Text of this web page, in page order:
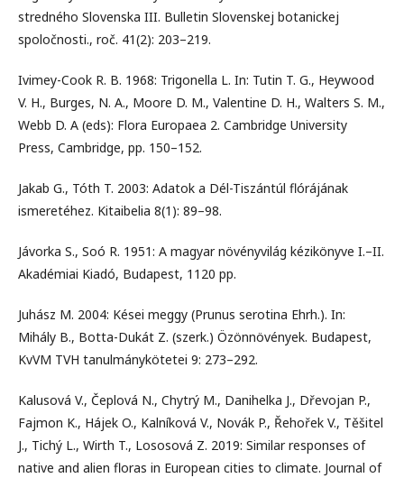
stredného Slovenska III. Bulletin Slovenskej botanickej
spoločnosti., roč. 41(2): 203–219.
Ivimey-Cook R. B. 1968: Trigonella L. In: Tutin T. G., Heywood
V. H., Burges, N. A., Moore D. M., Valentine D. H., Walters S. M.,
Webb D. A (eds): Flora Europaea 2. Cambridge University
Press, Cambridge, pp. 150–152.
Jakab G., Tóth T. 2003: Adatok a Dél-Tiszántúl flórájának
ismeretéhez. Kitaibelia 8(1): 89–98.
Jávorka S., Soó R. 1951: A magyar növényvilág kézikönyve I.–II.
Akadémiai Kiadó, Budapest, 1120 pp.
Juhász M. 2004: Kései meggy (Prunus serotina Ehrh.). In:
Mihály B., Botta-Dukát Z. (szerk.) Özönnövények. Budapest,
KvVM TVH tanulmánykötetei 9: 273–292.
Kalusová V., Čeplová N., Chytrý M., Danihelka J., Dřevojan P.,
Fajmon K., Hájek O., Kalníková V., Novák P., Řehořek V., Těšitel
J., Tichý L., Wirth T., Lososová Z. 2019: Similar responses of
native and alien floras in European cities to climate. Journal of